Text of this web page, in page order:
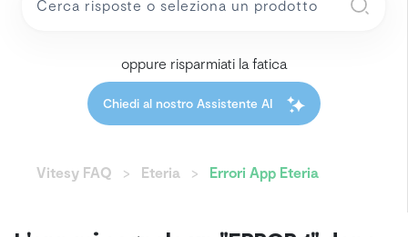
oppure risparmiati la fatica
Chiedi al nostro Assistente AI
Vitesy FAQ Eteria Errori App Eteria